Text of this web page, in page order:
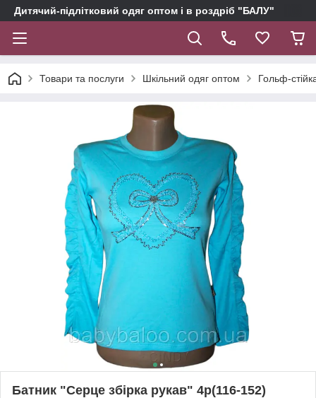
Дитячий-підлітковий одяг оптом і в роздріб "БАЛУ"
Товари та послуги Шкільний одяг оптом Гольф-
Батник "Серце збірка рукав" 4р(116-152)